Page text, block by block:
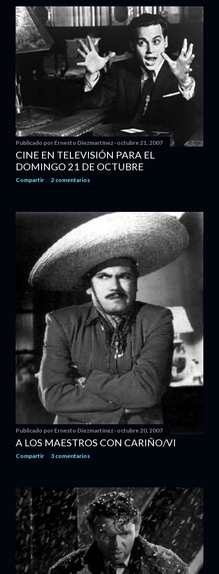
Publicado por Ernesto Diezmartínez octubre 21, 2007
CINE EN TELEVISIÓN PARA EL
DOMINGO 21 DE OCTUBRE
Compartir 2 comentarios
Publicado por Ernesto Diezmartínez octubre 20, 2007
A LOS MAESTROS CON CARIÑO/VI
Compartir 3 comentarios